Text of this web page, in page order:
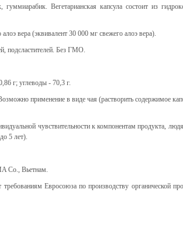
гуммиарабик. Вегетарианская капсула состоит из
алоэ вера (эквивалент 30 000 мг свежего алоэ вера).
подсластителей. Без ГМО.
г; углеводы - 70,3 г.
применение в виде чая (растворить содержимое
чувствительности к компонентам продукта,
5 лет).
Co., Вьетнам.
Евросоюза по производству органической